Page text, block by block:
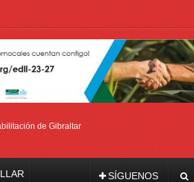
de Gibraltar
SÍGUENOS